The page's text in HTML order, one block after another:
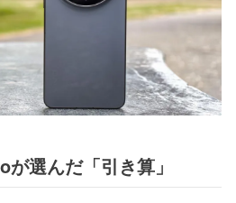
選んだ「引き算」